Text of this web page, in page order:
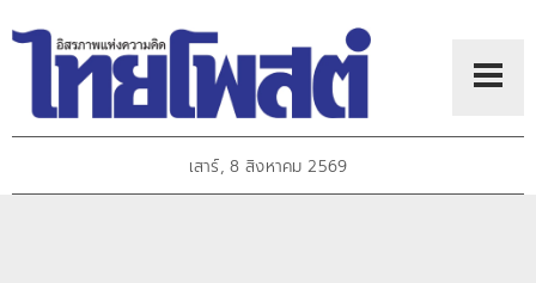
เสาร์, 8 สิงหาคม 2569